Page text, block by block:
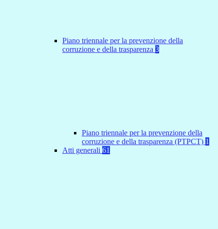
Piano triennale per la prevenzione della
corruzione e della trasparenza 3
Piano triennale per la prevenzione della
corruzione e della trasparenza (PTPCT) 1
Atti generali 61